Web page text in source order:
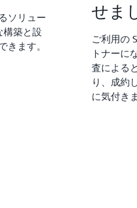
ソリュー
構築と設
ます。
せま
ご利用の
トナーに
査による
り、成約
に気付き